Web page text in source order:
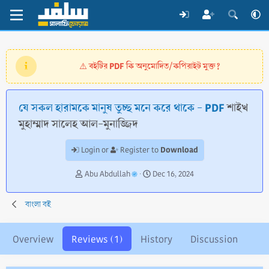
⚠️বইটির PDF কি অনুমোদিত/কপিরাইট মুক্ত?
যে সকল হারামকে মানুষ তুচ্ছ মনে করে থাকে - PDFশাইখ
মুহাম্মাদ সালেহ আল-মুনাজ্জিদ
Login or Register to Download
A
t
Abu Abdullah
C
e
o
n
d
Dec 16, 2024
বাংলা বই
Overview Reviews (1) History Discussion